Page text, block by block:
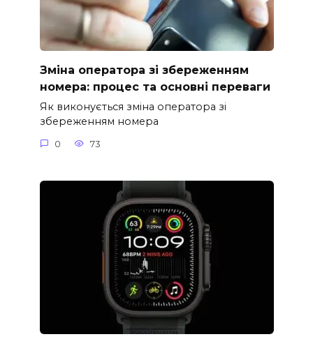
Зміна оператора зі збереженням
номера: процес та основні переваги
Як виконується зміна оператора зі
збереженням номера
0 73